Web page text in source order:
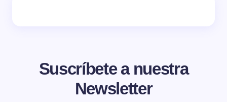
Suscríbete a nuestra
Newsletter